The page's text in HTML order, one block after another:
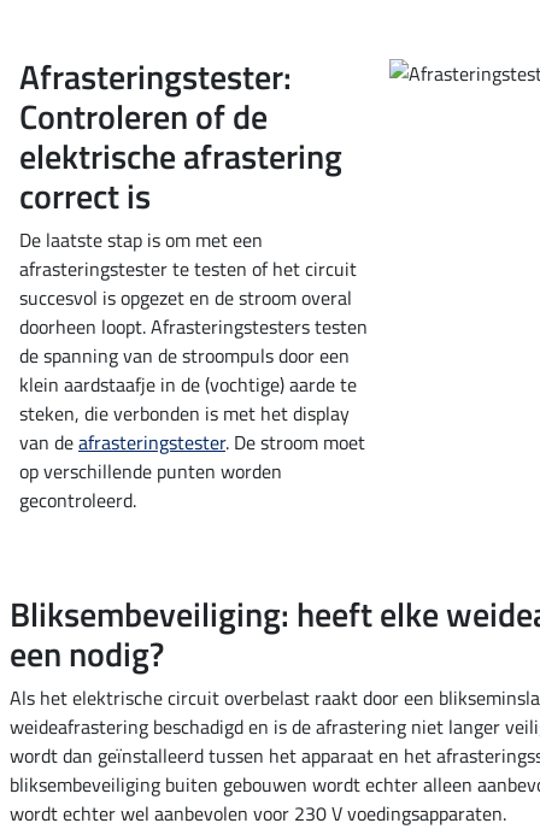
Afrasteringstester:
Controleren of de
elektrische afrastering
correct is
De laatste stap is om met een
afrasteringstester te testen of het circuit
succesvol is opgezet en de stroom overal
doorheen loopt. Afrasteringstesters testen
de spanning van de stroompuls door een
klein aardstaafje in de (vochtige) aarde te
steken, die verbonden is met het display
van deafrasteringstester. De stroom moet
op verschillende punten worden
gecontroleerd.
Bliksembeveiliging: heeft elke
een nodig?
Als het elektrische circuit overbelast raakt door een
weideafrastering beschadigd en is de afrastering niet langer
wordt dan geïnstalleerd tussen het apparaat en het
bliksembeveiliging buiten gebouwen wordt echter alleen
wordt echter wel aanbevolen voor 230 V voedingsapparaten.